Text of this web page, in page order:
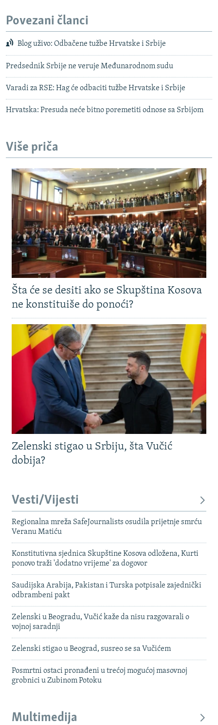
Povezani članci
Blog uživo: Odbačene tužbe Hrvatske i Srbije
Predsednik Srbije ne veruje Međunarodnom sudu
Varadi za RSE: Hag će odbaciti tužbe Hrvatske i Srbije
Hrvatska: Presuda neće bitno poremetiti odnose sa Srbijom
Više priča
Šta će se desiti ako se Skupština Kosova
ne konstituiše do ponoći?
Zelenski stigao u Srbiju, šta Vučić
dobija?
Vesti/Vijesti
Regionalna mreža SafeJournalists osudila prijetnje smrću
Veranu Matiću
Konstitutivna sjednica Skupštine Kosova odložena, Kurti
ponovo traži 'dodatno vrijeme' za dogovor
Saudijska Arabija, Pakistan i Turska potpisale zajednički
odbrambeni pakt
Zelenski u Beogradu, Vučić kaže da nisu razgovarali o
vojnoj saradnji
Zelenski stigao u Beograd, susreo se sa Vučićem
Posmrtni ostaci pronađeni u trećoj mogućoj masovnoj
grobnici u Zubinom Potoku
Multimedija